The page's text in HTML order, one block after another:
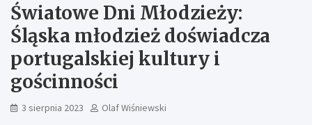
Światowe Dni Młodzieży:
Śląska młodzież doświadcza
portugalskiej kultury i
gościnności
3 sierpnia 2023 Olaf Wiśniewski